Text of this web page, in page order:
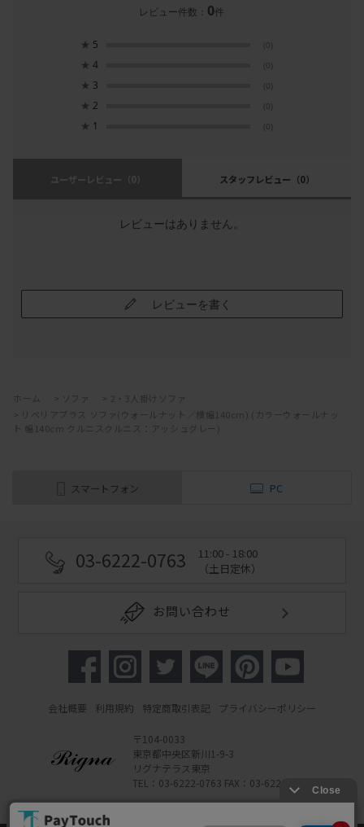
レビュー件数： 0件
★ 5 (0)
★ 4 (0)
★ 3 (0)
★ 2 (0)
★ 1 (0)
ユーザーレビュー （0） スタッフレビュー （0）
レビューはありません。
レビューを書く
ホーム ソファ
2・3人掛けソファ
リベリアプラス ソファ(ウォールナット／横幅140cm) (カラーウォールナッ
ト 幅140cm クルニスクルニス：アッシュグレー)
スマートフォン PC
03-6222-0763
11:00 - 18:00
（土日定休）
お問い合わせ
会社概要 利用規約 特定商取引表記 プライバシーポリシー
〒104-0033
東京都中央区新川1-9-3
リグナテラス東京
TEL：03-6222-0763 FAX：03-6222-0762
Powered by Watahan Partners Co., Ltd.